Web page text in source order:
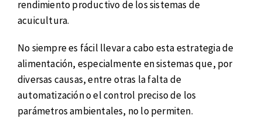
rendimiento productivo de los sistemas de
acuicultura.
No siempre es fácil llevar a cabo esta estrategia de
alimentación, especialmente en sistemas que, por
diversas causas, entre otras la falta de
automatización o el control preciso de los
parámetros ambientales, no lo permiten.